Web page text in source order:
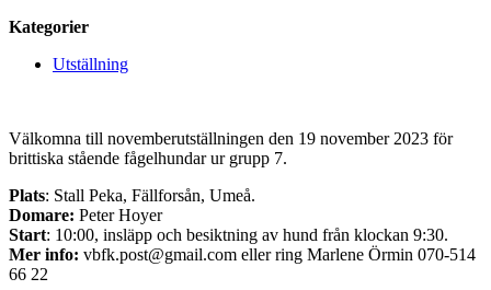
Kategorier
Utställning
Välkomna till novemberutställningen den 19 november 2023 för
brittiska stående fågelhundar ur grupp 7.
Plats: Stall Peka, Fällforsån, Umeå.
Domare: Peter Hoyer
Start: 10:00, insläpp och besiktning av hund från klockan 9:30.
Mer info: vbfk.post@gmail.com eller ring Marlene Örmin 070-514
66 22